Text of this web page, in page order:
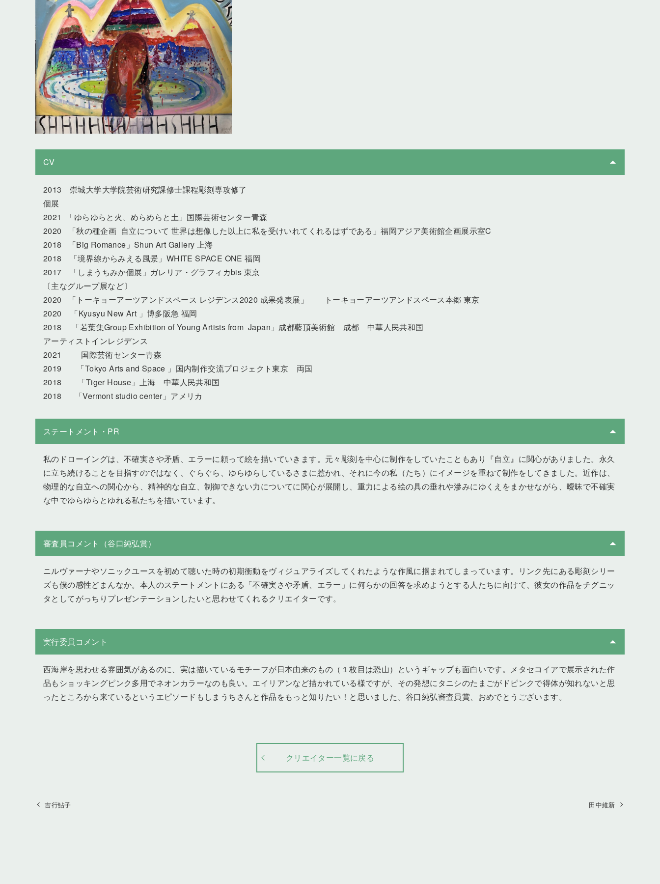
CV
2013 崇城大学大学院芸術研究課修士課程彫刻専攻修了
個展
2021 「ゆらゆらと火、めらめらと土」国際芸術センター青森
2020 「秋の種企画 自立について 世界は想像した以上に私を受けいれてくれるはずである」福岡アジア美術館企画展示室C
2018 「Big Romance」Shun Art Gallery 上海
2018 「境界線からみえる風景」WHITE SPACE ONE 福岡
2017 「しまうちみか個展」ガレリア・グラフィカbis 東京
〔主なグループ展など〕
2020 「トーキョーアーツアンドスペース レジデンス2020 成果発表展」 トーキョーアーツアンドスペース本郷 東京
2020 「Kyusyu New Art 」博多阪急 福岡
2018 「若葉集Group Exhibition of Young Artists from Japan」成都藍頂美術館 成都 中華人民共和国
アーティストインレジデンス
2021 国際芸術センター青森
2019 「Tokyo Arts and Space 」国内制作交流プロジェクト東京 両国
2018 「Tiger House」上海 中華人民共和国
2018 「Vermont studio center」アメリカ
ステートメント・PR
私のドローイングは、不確実さや矛盾、エラーに頼って絵を描いていきます。元々彫刻を中心に制作をしていたこともあり『自立』に関心がありました。永久
に立ち続けることを目指すのではなく、ぐらぐら、ゆらゆらしているさまに惹かれ、それに今の私（たち）にイメージを重ねて制作をしてきました。近作は、
物理的な自立への関心から、精神的な自立、制御できない力についてに関心が展開し、重力による絵の具の垂れや滲みにゆくえをまかせながら、曖昧で不確実
な中でゆらゆらとゆれる私たちを描いています。
審査員コメント（谷口純弘賞）
ニルヴァーナやソニックユースを初めて聴いた時の初期衝動をヴィジュアライズしてくれたような作風に掴まれてしまっています。リンク先にある彫刻シリー
ズも僕の感性どまんなか。本人のステートメントにある「不確実さや矛盾、エラー」に何らかの回答を求めようとする人たちに向けて、彼女の作品をチグニッ
タとしてがっちりプレゼンテーションしたいと思わせてくれるクリエイターです。
実行委員コメント
西海岸を思わせる雰囲気があるのに、実は描いているモチーフが日本由来のもの（１枚目は恐山）というギャップも面白いです。メタセコイアで展示された作
品もショッキングピンク多用でネオンカラーなのも良い。エイリアンなど描かれている様ですが、その発想にタニシのたまごがドピンクで得体が知れないと思
ったところから来ているというエピソードもしまうちさんと作品をもっと知りたい！と思いました。谷口純弘審査員賞、おめでとうございます。
クリエイター一覧に戻る
吉行鮎子 田中維新